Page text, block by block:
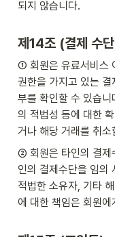
되지 않습니다.
제14조 (결제 수
① 회원은 유료서비스
권한을 가지고 있는
부를 확인할 수 있습
의 적법성 등에 대한
거나 해당 거래를 취소
② 회원은 타인의 결제
인의 결제수단을 임의
적법한 소유자, 기타
에 대한 책임은 회원에